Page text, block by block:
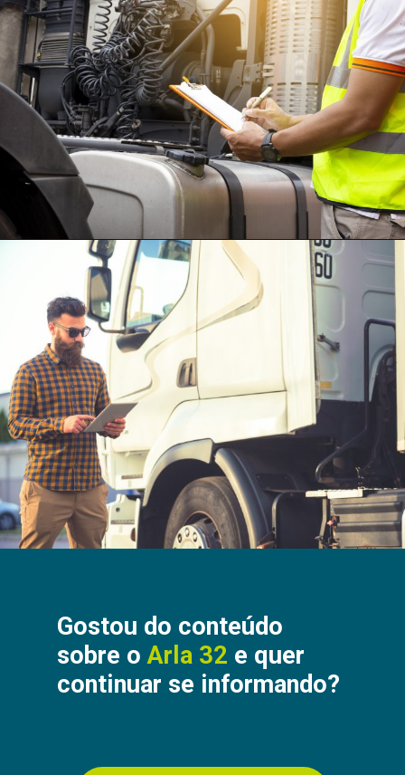
Gostou do conteúdo
sobre oArla 32 e quer
continuar se informando?